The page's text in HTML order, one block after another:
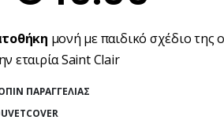
μονή με παιδικό σχέδιο της
εταιρία Saint Clair
ΠΑΡΑΓΓΕΛΊΑΣ